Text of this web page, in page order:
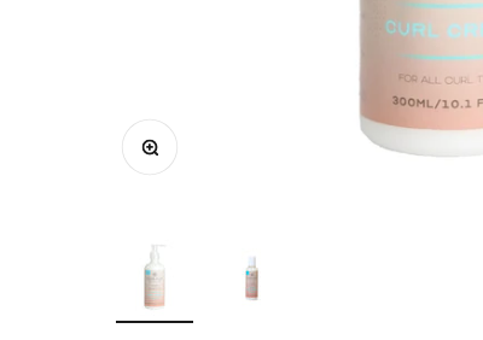
Bild vergrößern